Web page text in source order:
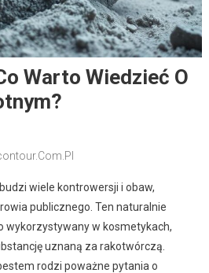
Warto Wiedzieć O
wiele kontrowersji i obaw,
publicznego. Ten naturalnie
wykorzystywany w kosmetykach,
uznaną za rakotwórczą.
rodzi poważne pytania o